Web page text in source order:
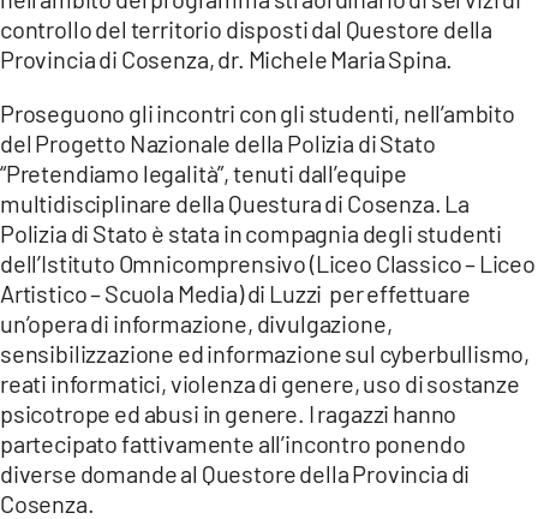
controllo del territorio disposti dal Questore della
Provincia di Cosenza, dr. Michele Maria Spina.
Proseguono gli incontri con gli studenti, nell’ambito
del Progetto Nazionale della Polizia di Stato
“Pretendiamo legalità”, tenuti dall’equipe
multidisciplinare della Questura di Cosenza. La
Polizia di Stato è stata in compagnia degli studenti
dell’Istituto Omnicomprensivo (Liceo Classico – Liceo
Artistico – Scuola Media) di Luzzi per effettuare
un’opera di informazione, divulgazione,
sensibilizzazione ed informazione sul cyberbullismo,
reati informatici, violenza di genere, uso di sostanze
psicotrope ed abusi in genere. I ragazzi hanno
partecipato fattivamente all’incontro ponendo
diverse domande al Questore della Provincia di
Cosenza.